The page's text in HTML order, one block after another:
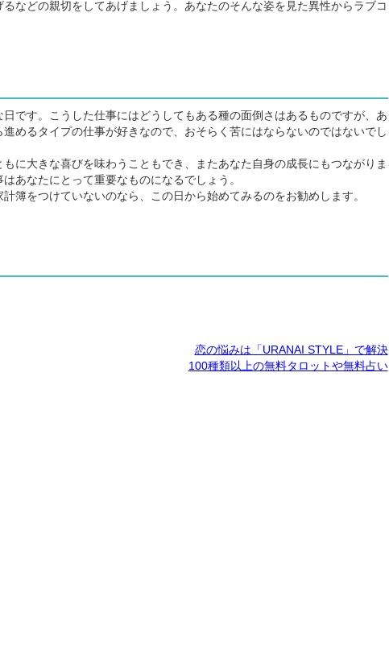
などの親切をしてあげましょう。あなたのそんな姿を見た異性からラブコ
です。こうした仕事にはどうしてもある種の面倒さはあるものですが、あ
めるタイプの仕事が好きなので、おそらく苦にはならないのではないでし
に大きな喜びを味わうこともでき、またあなた自身の成長にもつながりま
あなたにとって重要なものになるでしょう。
をつけていないのなら、この日から始めてみるのをお勧めします。
恋の悩みは「URANAI STYLE」で解決
100種類以上の無料タロットや無料占い